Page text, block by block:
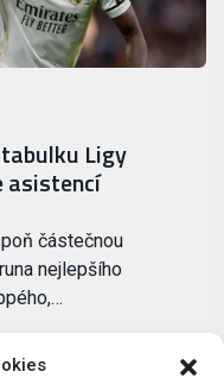
Ligy
asistencí
částečnou
nejlepšího